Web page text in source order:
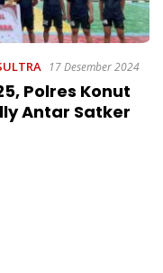
17 Desember 2024
Polres Konut
Antar Satker